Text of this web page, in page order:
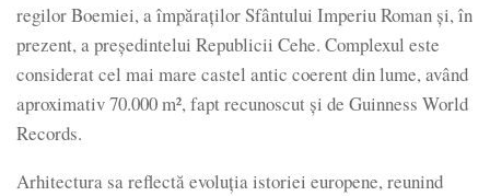
regilor Boemiei, a împăraților Sfântului Imperiu Roman și, în
prezent, a președintelui Republicii Cehe. Complexul este
considerat cel mai mare castel antic coerent din lume, având
aproximativ 70.000 m², fapt recunoscut și de Guinness World
Records.
Arhitectura sa reflectă evoluția istoriei europene, reunind